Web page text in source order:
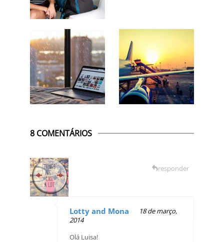
8 COMENTÁRIOS
Lotty and Mona
18 de março,
2014
Olá Luisa!
responder